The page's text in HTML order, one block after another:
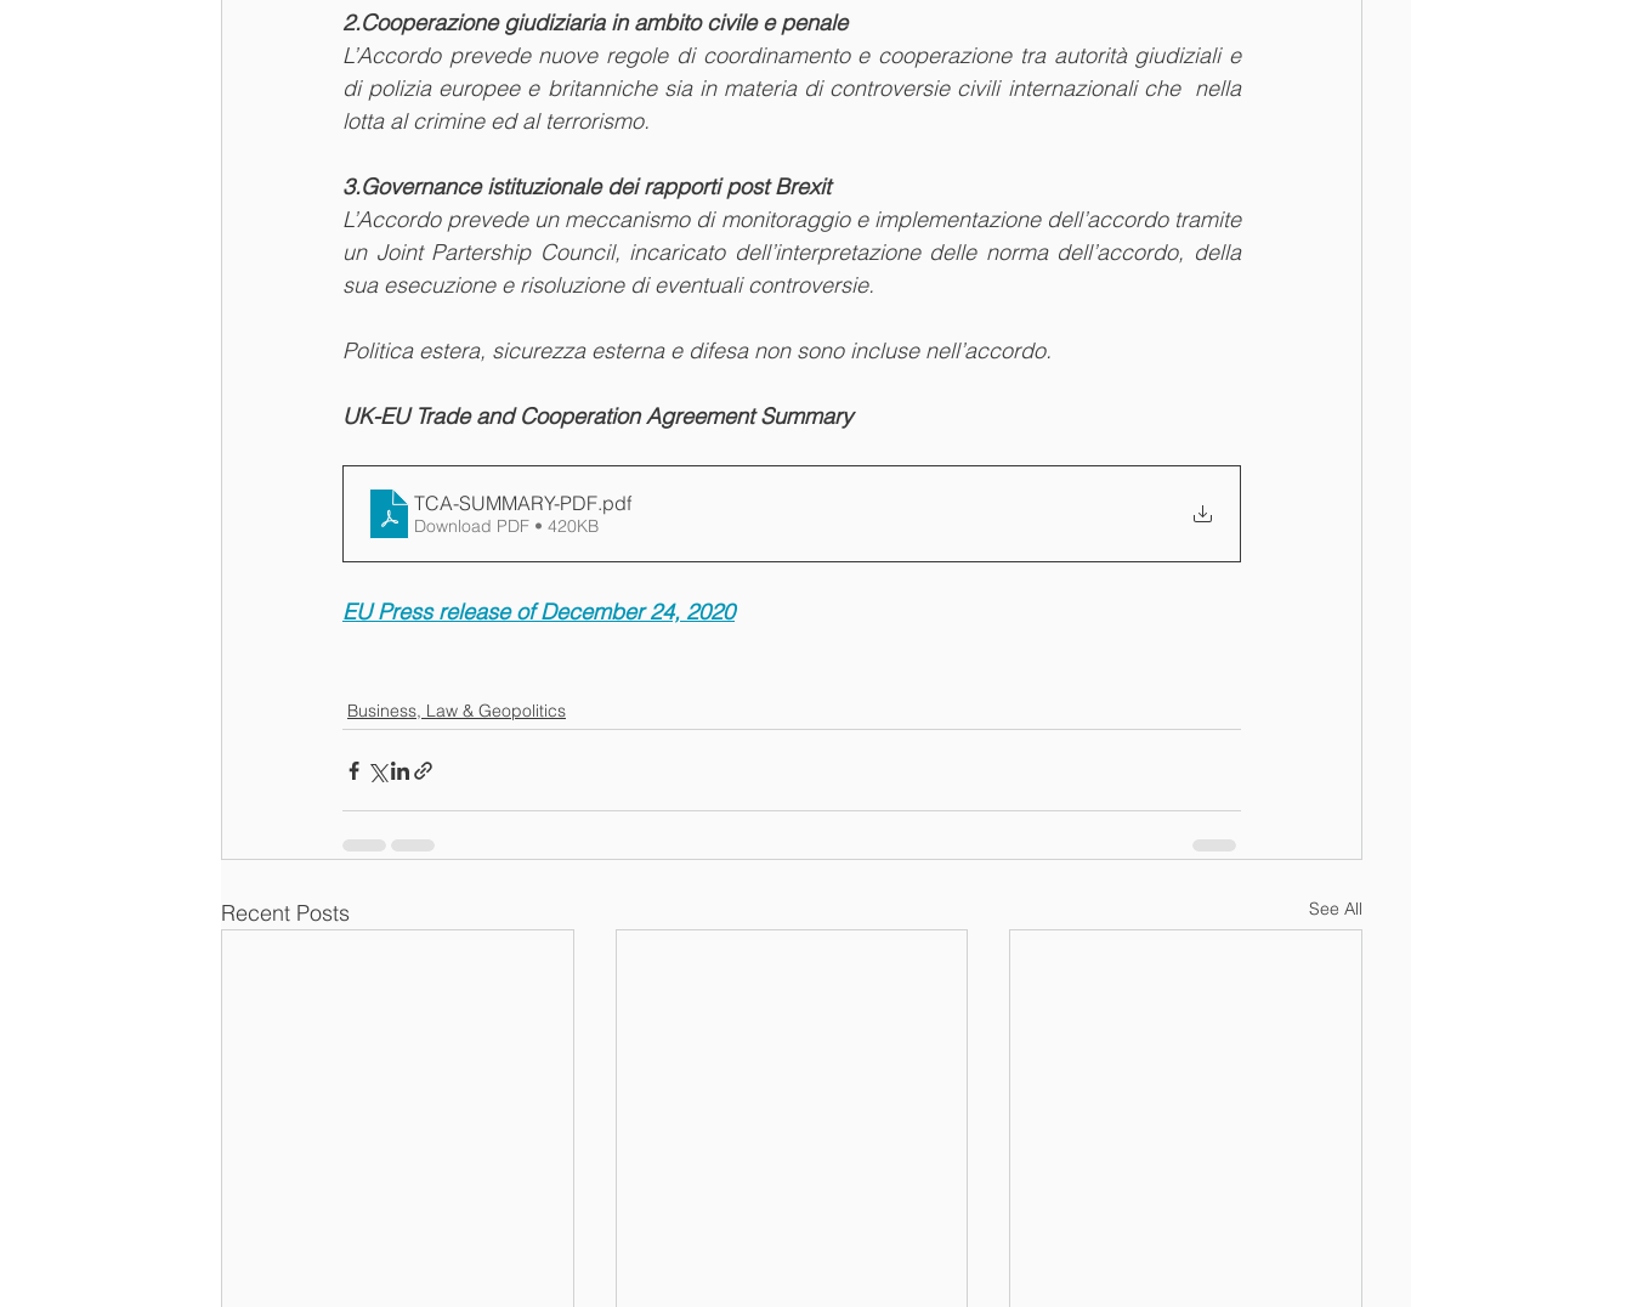
2.Cooperazione giudiziaria in ambito civile e penale
L’Accordo prevede nuove regole di coordinamento e cooperazione tra autorità giudiziali e
di polizia europee e britanniche sia in materia di controversie civili internazionali che  nella
lotta al crimine ed al terrorismo.
3.Governance istituzionale dei rapporti post Brexit
L’Accordo prevede un meccanismo di monitoraggio e implementazione dell’accordo tramite
un Joint Partership Council, incaricato dell’interpretazione delle norma dell’accordo, della
sua esecuzione e risoluzione di eventuali controversie.
Politica estera, sicurezza esterna e difesa non sono incluse nell’accordo.
UK-EU Trade and Cooperation Agreement Summary
TCA-SUMMARY-PDF.pdf
Download PDF • 420KB
EU Press release of December 24, 2020
Business, Law & Geopolitics
Recent Posts See All